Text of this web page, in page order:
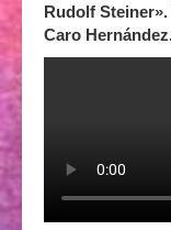
Rudolf
Caro